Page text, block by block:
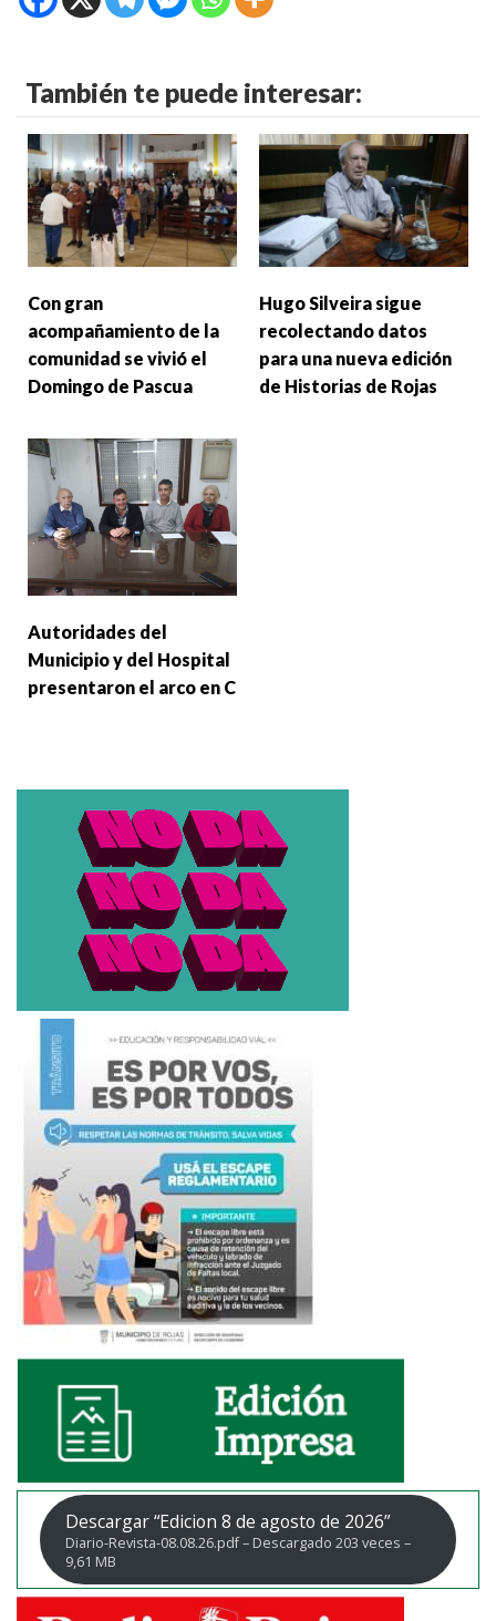
También te puede interesar:
Con gran
acompañamiento de la
comunidad se vivió el
Domingo de Pascua
Hugo Silveira sigue
recolectando datos
para una nueva edición
de Historias de Rojas
Autoridades del
Municipio y del Hospital
presentaron el arco en C
Descargar “Edicion 8 de agosto de 2026”
Diario-Revista-08.08.26.pdf – Descargado 203 veces –
9,61 MB